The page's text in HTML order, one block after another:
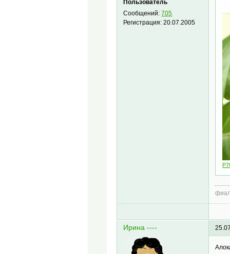
Пользователь
Сообщений:705
Регистрация:20.07.2005
Ирина ----